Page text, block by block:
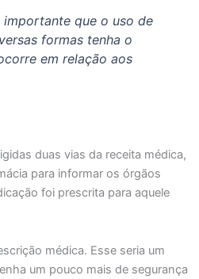
importante que o uso de
formas tenha o
em relação aos
duas vias da receita médica,
para informar os órgãos
foi prescrita para aquele
médica. Esse seria um
um pouco mais de segurança